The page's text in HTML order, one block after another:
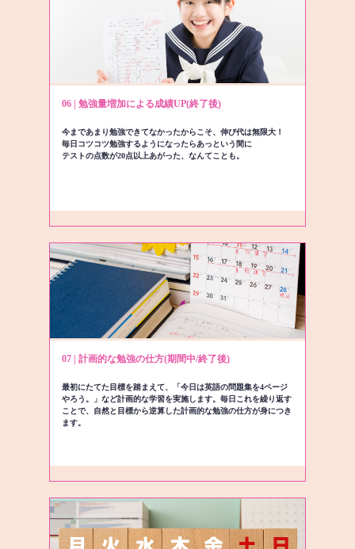
06 | 勉強量増加による成績UP(終了後)
今まであまり勉強できてなかったからこそ、伸び代は無限大！
毎日コツコツ勉強するようになったらあっという間に
テストの点数が20点以上あがった、なんてことも。
07 | 計画的な勉強の仕方(期間中/終了後)
最初にたてた目標を踏まえて、「今日は英語の問題集を4ページ
やろう。」など計画的な学習を実施します。毎日これを繰り返す
ことで、自然と目標から逆算した計画的な勉強の仕方が身につき
ます。